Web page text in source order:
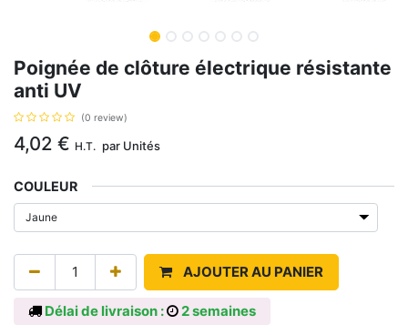
Poignée de clôture électrique résistante
anti UV
(0 review)
4,02 € H.T. par Unités
COULEUR
AJOUTER AU PANIER
Délai de livraison : 2 semaines